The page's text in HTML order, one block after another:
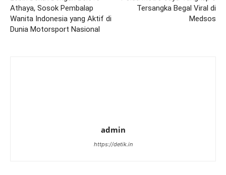
Athaya, Sosok Pembalap
Wanita Indonesia yang Aktif di
Dunia Motorsport Nasional
Tersangka Begal Viral di
Medsos
admin
https://detik.in